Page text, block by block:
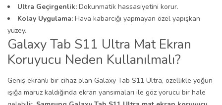
Ultra Geçirgenlik: Dokunmatik hassasiyetini korur.
Kolay Uygulama: Hava kabarcığı yapmayan özel yapışkan
yüzey.
Galaxy Tab S11 Ultra Mat Ekran
Koruyucu Neden Kullanılmalı?
Geniş ekranlı bir cihaz olan Galaxy Tab S11 Ultra, özellikle yoğun
ışığa maruz kaldığında ekran yansımaları ile göz yorucu bir hale